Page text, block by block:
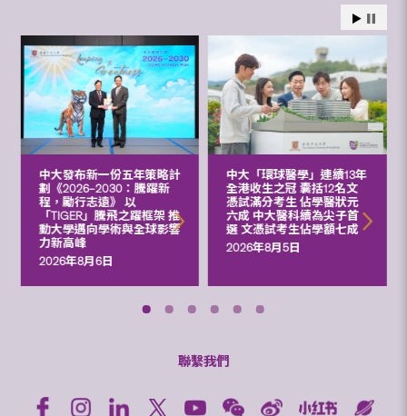
中大發布新一份五年策略計
劃《2026‒2030：騰躍新
程，勵行志遠》 以
「TIGER」騰飛之躍框架 推
動大學邁向學術與全球影響
力新高峰
2026年8月6日
中大「環球醫學」連續13年
全港收生之冠 囊括12名文
憑試滿分考生 佔學醫狀元
六成 中大醫科續為尖子首
選 文憑試考生佔學額七成
2026年8月5日
聯繫我們